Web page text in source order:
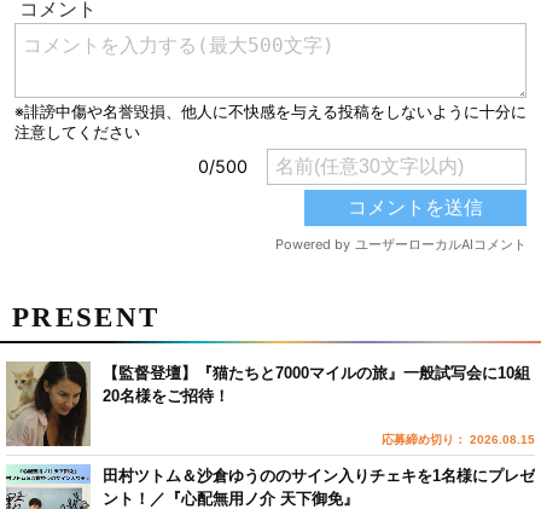
PRESENT
【監督登壇】『猫たちと7000マイルの旅』一般試写会に10組
20名様をご招待！
応募締め切り： 2026.08.15
田村ツトム＆沙倉ゆうののサイン入りチェキを1名様にプレゼ
ント！／『心配無用ノ介 天下御免』